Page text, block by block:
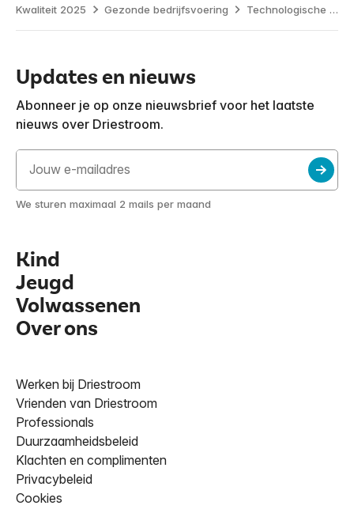
Kwaliteit 2025 Gezonde bedrijfsvoering Technologische innovatie
Updates en nieuws
Abonneer je op onze nieuwsbrief voor het laatste
nieuws over Driestroom.
We sturen maximaal 2 mails per maand
Kind
Jeugd
Volwassenen
Over ons
Werken bij Driestroom
Vrienden van Driestroom
Professionals
Duurzaamheidsbeleid
Klachten en complimenten
Privacybeleid
Cookies